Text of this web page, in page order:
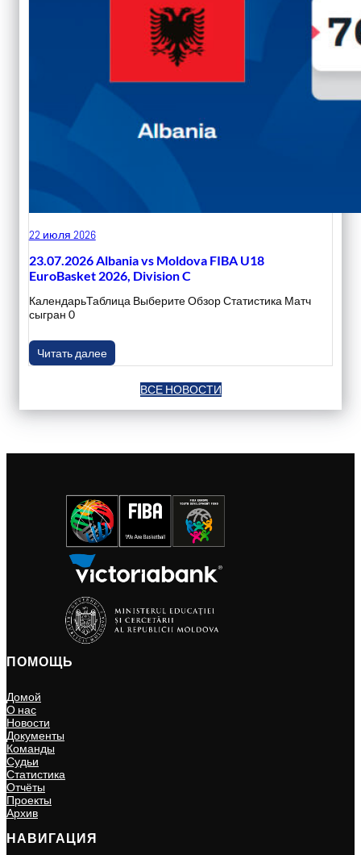
22 июля 2026
23.07.2026 Albania vs Moldova FIBA U18
EuroBasket 2026, Division C
КалендарьТаблица Выберите Обзор Статистика Матч
сыгран 0
Читать далее
ВСЕ НОВОСТИ
ПОМОЩЬ
Домой
О нас
Новости
Документы
Команды
Судьи
Статистика
Отчёты
Проекты
Архив
НАВИГАЦИЯ